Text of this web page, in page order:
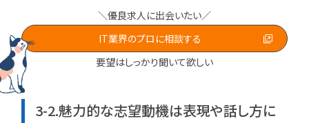
＼優良求人に出会いたい／
IT業界のプロに相談する
要望はしっかり聞いて欲しい
3-2.魅力的な志望動機は表現や話し方に